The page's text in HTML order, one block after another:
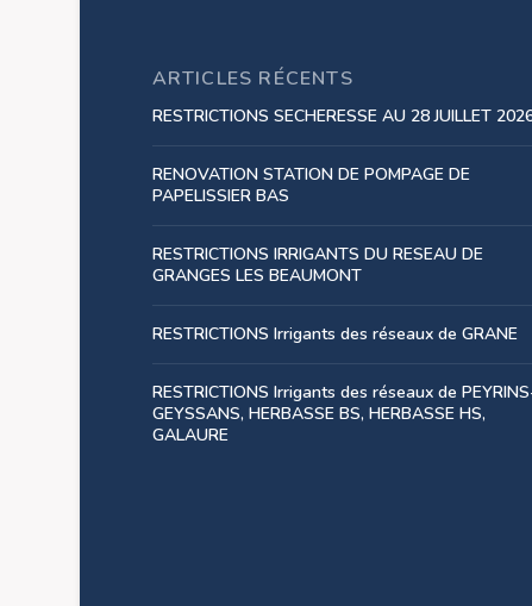
ARTICLES RÉCENTS
RESTRICTIONS SECHERESSE AU 28 JUILLET
RENOVATION STATION DE POMPAGE DE
PAPELISSIER BAS
RESTRICTIONS IRRIGANTS DU RESEAU DE
GRANGES LES BEAUMONT
RESTRICTIONS Irrigants des réseaux de GRANE
RESTRICTIONS Irrigants des réseaux de
GEYSSANS, HERBASSE BS, HERBASSE HS,
GALAURE